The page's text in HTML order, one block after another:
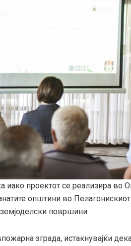
иако проектот се реализира во
општини во
земјоделски површини.
зграда, истакнувајќи